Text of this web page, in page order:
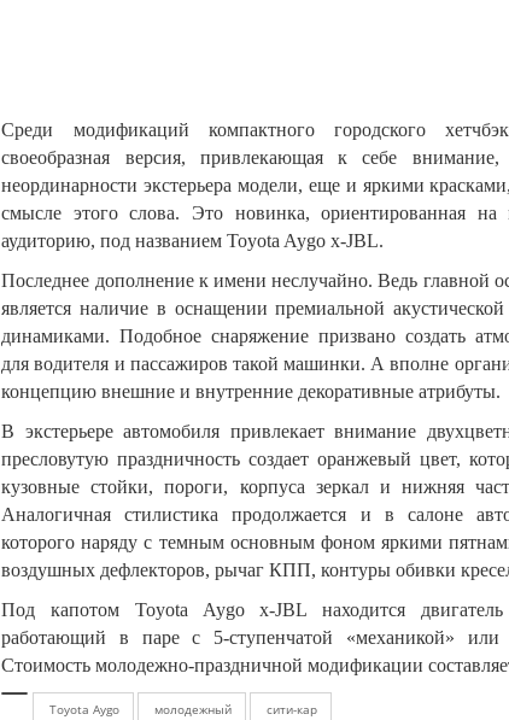
Среди модификаций компактного городского
своеобразная версия, привлекающая к себе
неординарности экстерьера модели, еще и яркими
смысле этого слова. Это новинка, ориентированная
аудиторию, под названием Toyota Aygo x-JBL.
Последнее дополнение к имени неслучайно. Ведь главной
является наличие в оснащении премиальной
динамиками. Подобное снаряжение призвано создать
для водителя и пассажиров такой машинки. А вполне
концепцию внешние и внутренние декоративные атрибуты.
В экстерьере автомобиля привлекает внимание
пресловутую праздничность создает оранжевый цвет,
кузовные стойки, пороги, корпуса зеркал и нижняя
Аналогичная стилистика продолжается и в салоне
которого наряду с темным основным фоном яркими
воздушных дефлекторов, рычаг КПП, контуры обивки
Под капотом Toyota Aygo x-JBL находится
работающий в паре с 5-ступенчатой «механикой» или
Стоимость молодежно-праздничной модификации
Toyota Aygo молодежный сити-кар